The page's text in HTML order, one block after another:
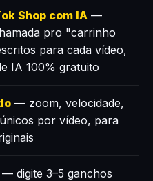
Shop com IA —
pro "carrinho
para cada vídeo,
IA 100% gratuito
— zoom, velocidade,
por vídeo, para
— digite 3–5 ganchos